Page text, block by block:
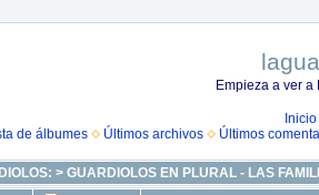
Empieza a ver
Inicio
de álbumes
Últimos archivos Últimos
> GUARDIOLOS EN PLURAL - LAS